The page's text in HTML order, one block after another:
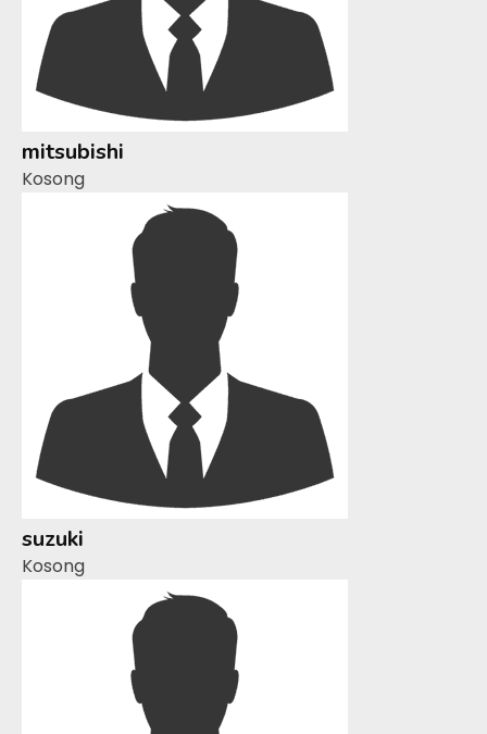
mitsubishi
Kosong
suzuki
Kosong